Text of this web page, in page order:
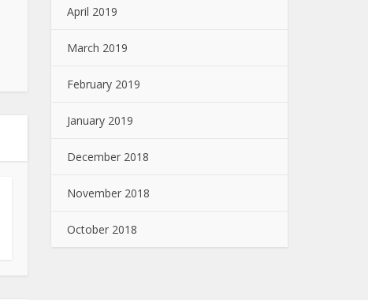
April 2019
March 2019
February 2019
January 2019
December 2018
November 2018
October 2018